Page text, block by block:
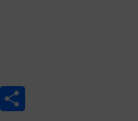
Print